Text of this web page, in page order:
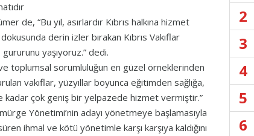
de, “Bu yıl, asırlardır Kıbrıs halkına hizmet
derin izler bırakan Kıbrıs Vakıflar
yaşıyoruz.” dedi.
ve toplumsal sorumluluğun en güzel örneklerinden
vakıflar, yüzyıllar boyunca eğitimden sağlığa,
kadar çok geniş bir yelpazede hizmet vermiştir.”
Yönetimi’nin adayı yönetmeye başlamasıyla
ihmal ve kötü yönetimle karşı karşıya kaldığını
2
3
4
5
6